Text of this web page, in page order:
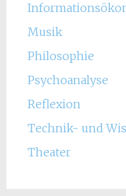
Musik
Philosophie
Psychoanalyse
Reflexion
Technik- und
Theater